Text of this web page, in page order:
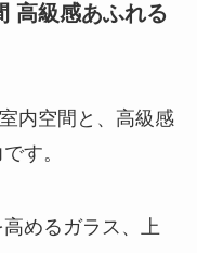
高級感あふれる
内空間と、高級感
す。
めるガラス、上